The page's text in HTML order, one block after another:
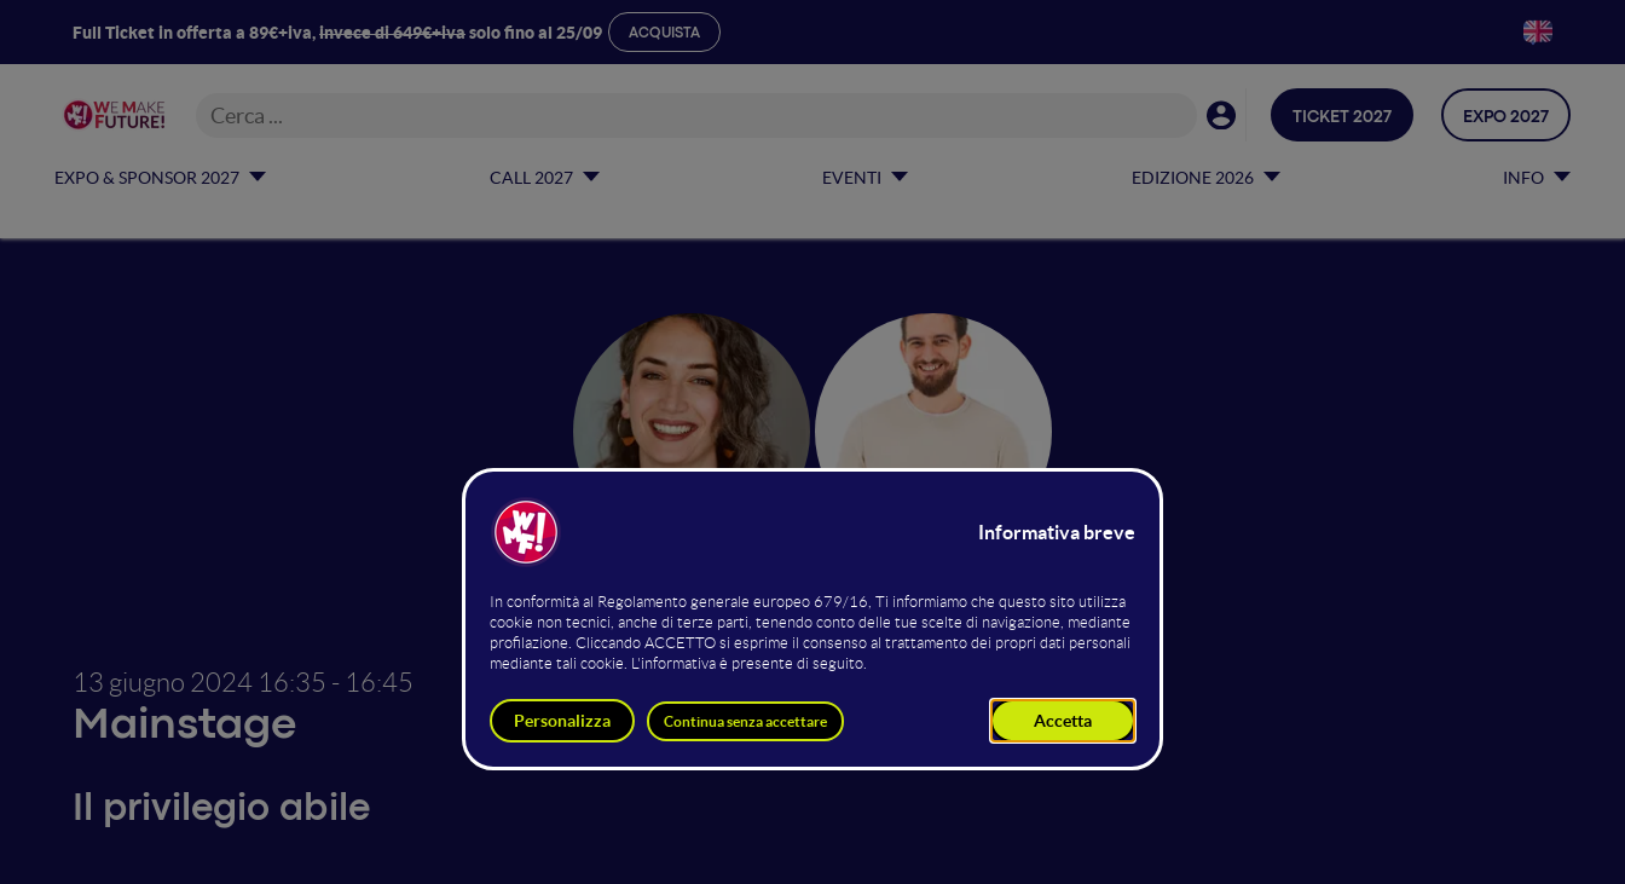
Full Ticket in offerta a 89€+iva,invece di 649€+ivasolo fino al 25/09 ACQUISTA
EXPO & SPONSOR 2027 CALL 2027 EVENTI EDIZIONE 2026 INFO
TICKET 2027 EXPO 2027
Music Therapist and Trainer Speaker and Trainer
13 giugno 2024 16:35 - 16:45
Mainstage
Il privilegio abile